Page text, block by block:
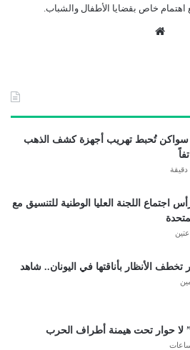
اهتمام خاص بقضايا الأطفال والشباب.
تُحبط تهريب أجهزة كشف الذهب
اجتماع اللجنة العليا الوطنية للتنسيق مع
الأنظار بأناقتها في اليونان.. شاهد
لا حوار تحت هيمنة أطراف الحرب